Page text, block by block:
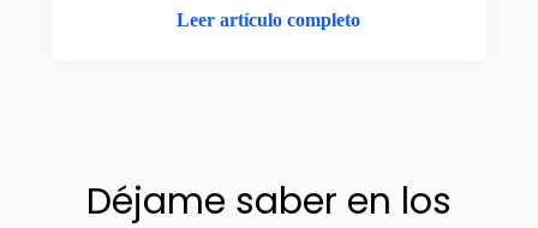
Leer artículo completo
Déjame saber en los